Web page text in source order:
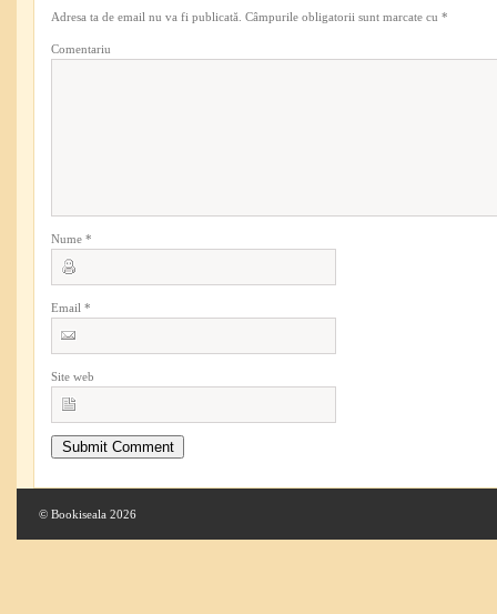
Adresa ta de email nu va fi publicată. Câmpurile obligatorii sunt marcate cu *
Comentariu
Nume *
Email *
Site web
© Bookiseala 2026